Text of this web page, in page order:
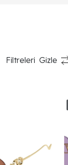
Filtreleri Gizle